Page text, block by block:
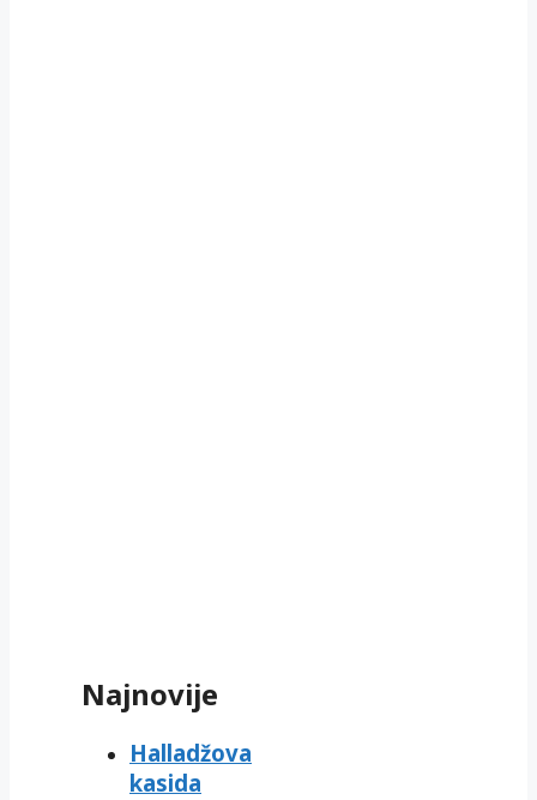
Najnovije
Halladžova
kasida